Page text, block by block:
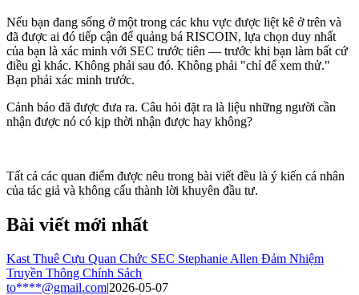
Nếu bạn đang sống ở một trong các khu vực được liệt kê ở trên và
đã được ai đó tiếp cận để quảng bá RISCOIN, lựa chọn duy nhất
của bạn là xác minh với SEC trước tiên — trước khi bạn làm bất cứ
điều gì khác. Không phải sau đó. Không phải "chỉ để xem thử."
Bạn phải xác minh trước.
Cảnh báo đã được đưa ra. Câu hỏi đặt ra là liệu những người cần
nhận được nó có kịp thời nhận được hay không?
Tất cả các quan điểm được nêu trong bài viết đều là ý kiến ​​cá nhân
của tác giả và không cấu thành lời khuyên đầu tư.
Bài viết mới nhất
Kast Thuê Cựu Quan Chức SEC Stephanie Allen Đảm Nhiệm
Truyền Thông Chính Sách
to****@gmail.com|2026-05-07